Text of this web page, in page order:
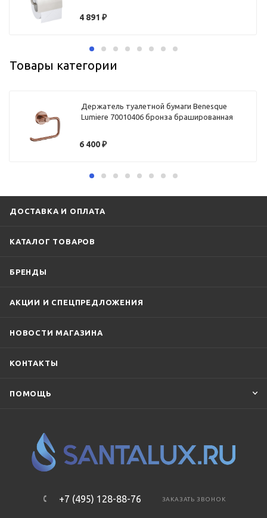
4 891 ₽
Товары категории
Держатель туалетной бумаги Benesque
Lumiere 70010406 бронза брашированная
6 400₽
ДОСТАВКА И ОПЛАТА
КАТАЛОГ ТОВАРОВ
БРЕНДЫ
АКЦИИ И СПЕЦПРЕДЛОЖЕНИЯ
НОВОСТИ МАГАЗИНА
КОНТАКТЫ
ПОМОЩЬ
+7 (495) 128-88-76 ЗАКАЗАТЬ ЗВОНОК